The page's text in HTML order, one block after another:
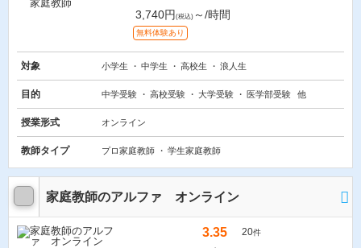
3,740円 (税込) ～/時間
無料体験あり
対象 小学生 中学生 高校生 浪人生
目的 中学受験 高校受験 大学受験 医学部受験 他
授業形式 オンライン
教師タイプ プロ家庭教師 学生家庭教師
家庭教師のアルファ オンライン
3.35 20件